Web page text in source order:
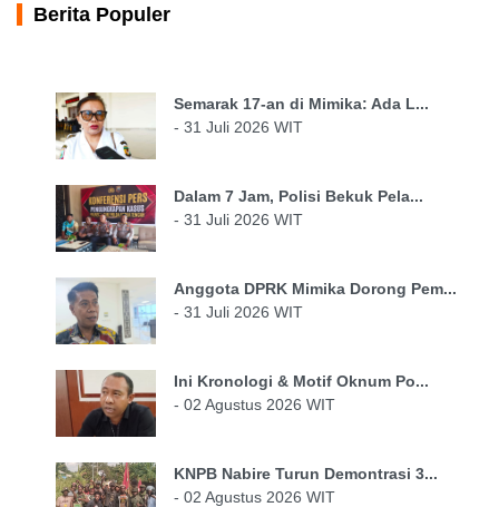
Berita Populer
Semarak 17-an di Mimika: Ada L...
- 31 Juli 2026 WIT
Dalam 7 Jam, Polisi Bekuk Pela...
- 31 Juli 2026 WIT
Anggota DPRK Mimika Dorong Pem...
- 31 Juli 2026 WIT
Ini Kronologi & Motif Oknum Po...
- 02 Agustus 2026 WIT
KNPB Nabire Turun Demontrasi 3...
- 02 Agustus 2026 WIT